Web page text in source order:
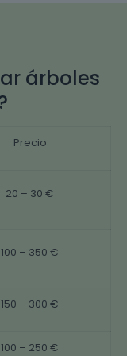
árboles
Precio
20 – 30 €
100 – 350 €
150 – 300 €
100 – 250 €